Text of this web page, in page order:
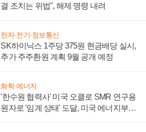
결 조치는 위법", 해제 명령 내려
전자·전기·정보통신
SK하이닉스 1주당 375원 현금배당 실시,
추가 주주환원 계획 9월 공개 예정
화학·에너지
'한수원 협력사' 미국 오클로 SMR 연구용
원자로 '임계 상태' 도달, 미국 에너지부